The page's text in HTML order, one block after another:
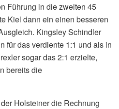
Führung in die zweiten 45
Kiel dann ein einen besseren
Kingsley Schindler
für das verdiente 1:1 und als in
sogar das 2:1 erzielte,
bereits die
Holsteiner die Rechnung